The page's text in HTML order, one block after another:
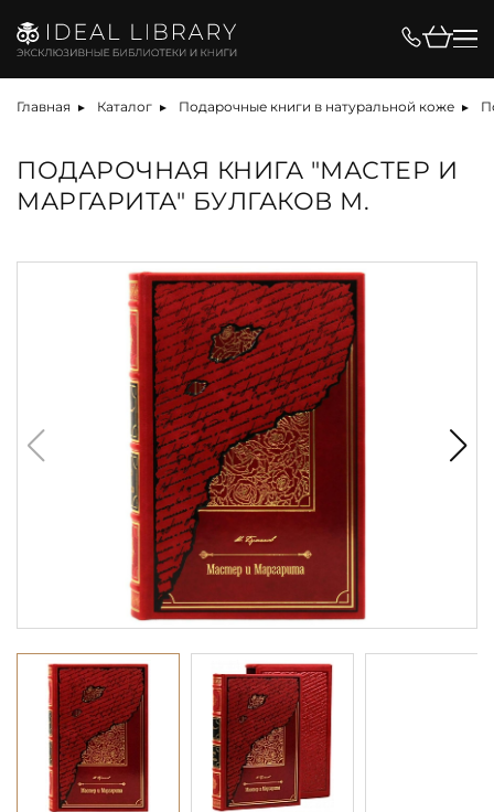
Главная Каталог Подарочные книги в натуральной коже
ПОДАРОЧНАЯ КНИГА "МАСТЕР И
МАРГАРИТА" БУЛГАКОВ М.